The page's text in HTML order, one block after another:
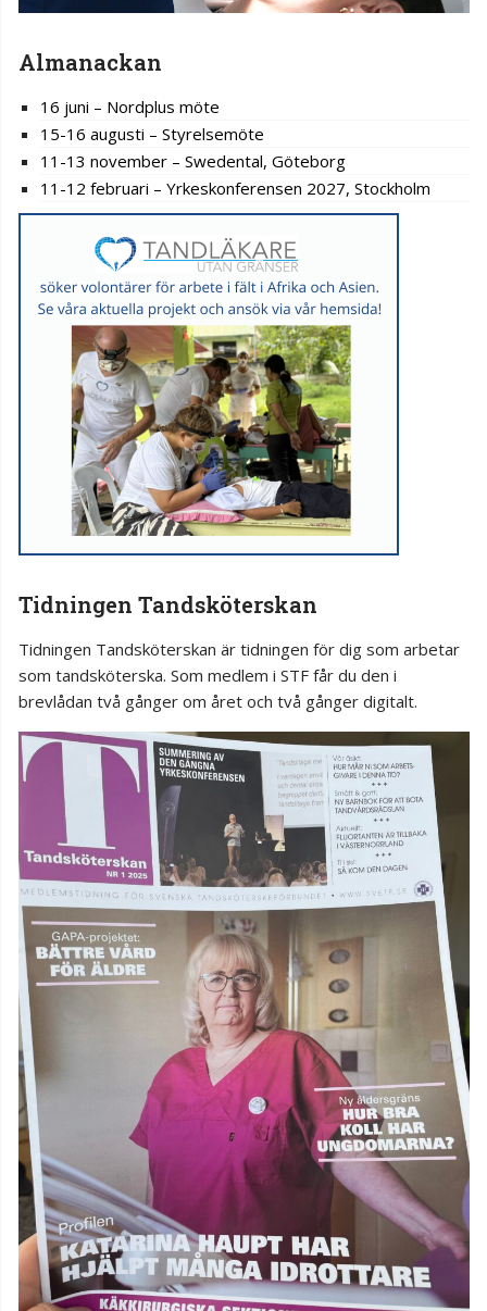
Almanackan
16 juni – Nordplus möte
15-16 augusti – Styrelsemöte
11-13 november – Swedental, Göteborg
11-12 februari – Yrkeskonferensen 2027, Stockholm
Tidningen Tandsköterskan
Tidningen Tandsköterskan är tidningen för dig som arbetar
som tandsköterska. Som medlem i STF får du den i
brevlådan två gånger om året och två gånger digitalt.